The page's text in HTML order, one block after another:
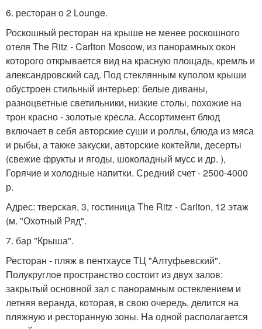
6. ресторан о 2 Lounge.
Роскошный ресторан на крыше не менее роскошного
отеля The Ritz - Carlton Moscow, из панорамных окон
которого открывается вид на красную площадь, кремль и
александровский сад. Под стеклянным куполом крыши
обустроен стильный интерьер: белые диваны,
разноцветные светильники, низкие столы, похожие на
трон красно - золотые кресла. Ассортимент блюд
включает в себя авторские суши и роллы, блюда из мяса
и рыбы, а также закуски, авторские коктейли, десерты
(свежие фрукты и ягоды, шоколадный мусс и др. ),
Горячие и холодные напитки. Средний счет - 2500-4000
р.
Адрес: тверская, 3, гостиница The Ritz - Carlton, 12 этаж
(м. "Охотный Ряд".
7. бар "Крыша".
Ресторан - пляж в пентхаусе ТЦ "Алтуфьевский".
Полукруглое пространство состоит из двух залов:
закрытый основной зал с панорамным остеклением и
летняя веранда, которая, в свою очередь, делится на
пляжную и ресторанную зоны. На одной располагается